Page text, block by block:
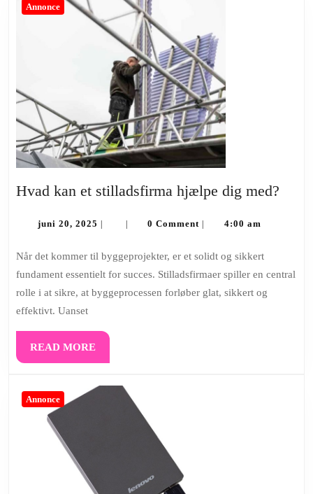
Annonce
Hvad kan et stilladsfirma hjælpe dig med?
dig
juni 20, 2025 juni
0 Comment 4:00 am
Når det kommer til byggeprojekter, er et solidt og sikkert
fundament essentielt for succes. Stilladsfirmaer spiller en central
rolle i at sikre, at byggeprocessen forløber glat, sikkert og
effektivt. Uanset
READ MOREREAD
MORE
Annonce